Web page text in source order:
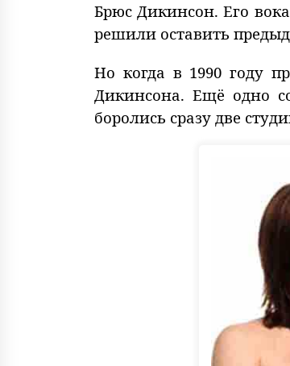
Брюс Дикинсон. Его
решили оставить
Но когда в 1990 году
Дикинсона. Ещё одно
боролись сразу две